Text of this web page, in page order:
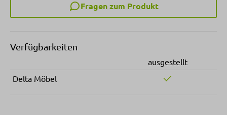
Fragen zum Produkt
Verfügbarkeiten
ausgestellt
Delta Möbel